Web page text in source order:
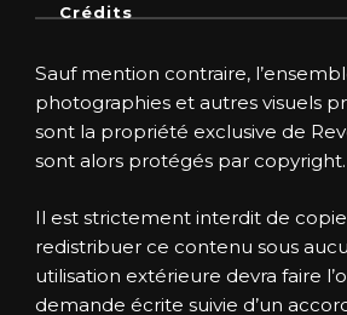
Crédits
Sauf mention contraire,
photographies et autres visuels
sont la propriété exclusive de
sont alors protégés par copyright.
Il est strictement interdit de
redistribuer ce contenu sous
utilisation extérieure devra faire
demande écrite suivie d’un